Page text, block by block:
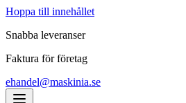
Hoppa till innehållet
Snabba leveranser
Faktura för företag
ehandel@maskinia.se